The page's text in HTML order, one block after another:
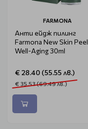
FARMONA
Анти ейдж пилинг
Farmona New Skin Peel
Well-Aging 30ml
€ 28.40 (55.55 лв.)
€ 35.53 (69.49 лв.)